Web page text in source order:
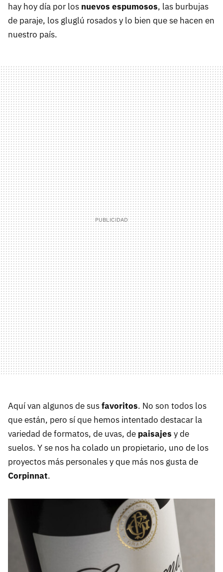
hay hoy día por los nuevos espumosos, las burbujas
de paraje, los gluglú rosados y lo bien que se hacen en
nuestro país.
Aquí van algunos de susfavoritos. No son todos los
que están, pero sí que hemos intentado destacar la
variedad de formatos, de uvas, de paisajes y de
suelos. Y se nos ha colado un propietario, uno de los
proyectos más personales y que más nos gusta de
Corpinnat.